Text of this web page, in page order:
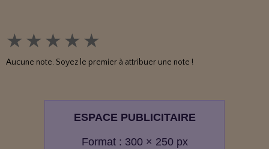
★ ★ ★ ★ ★
Aucune note. Soyez le premier à attribuer une note !
ESPACE PUBLICITAIRE
Format : 300 × 250 px